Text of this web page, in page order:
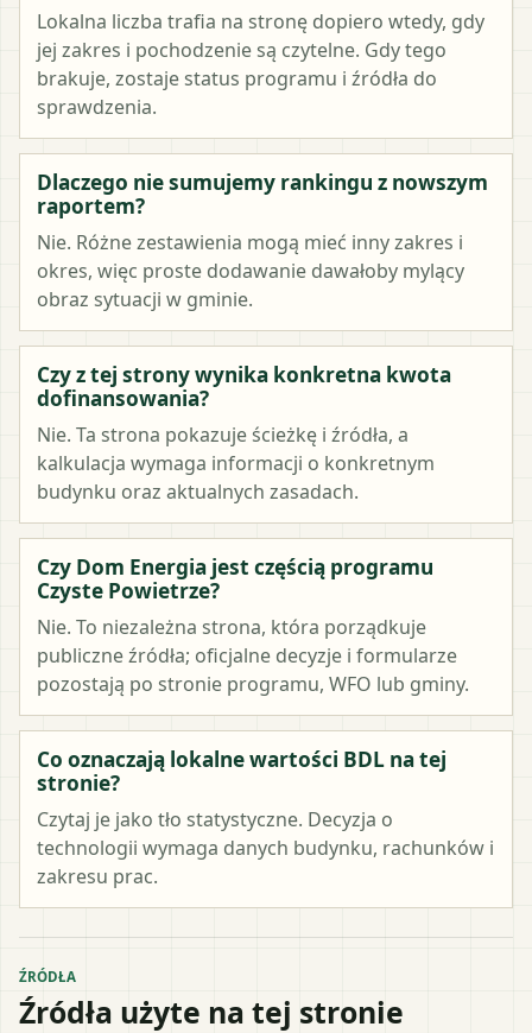
Lokalna liczba trafia na stronę dopiero wtedy, gdy
jej zakres i pochodzenie są czytelne. Gdy tego
brakuje, zostaje status programu i źródła do
sprawdzenia.
Dlaczego nie sumujemy rankingu z nowszym
raportem?
Nie. Różne zestawienia mogą mieć inny zakres i
okres, więc proste dodawanie dawałoby mylący
obraz sytuacji w gminie.
Czy z tej strony wynika konkretna kwota
dofinansowania?
Nie. Ta strona pokazuje ścieżkę i źródła, a
kalkulacja wymaga informacji o konkretnym
budynku oraz aktualnych zasadach.
Czy Dom Energia jest częścią programu
Czyste Powietrze?
Nie. To niezależna strona, która porządkuje
publiczne źródła; oficjalne decyzje i formularze
pozostają po stronie programu, WFO lub gminy.
Co oznaczają lokalne wartości BDL na tej
stronie?
Czytaj je jako tło statystyczne. Decyzja o
technologii wymaga danych budynku, rachunków i
zakresu prac.
ŹRÓDŁA
Źródła użyte na tej stronie